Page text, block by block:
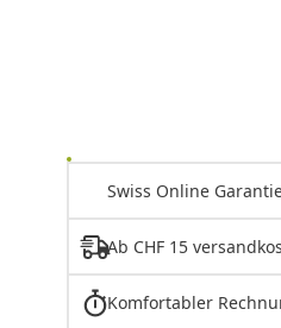
Swiss Online
Ab CHF 15
Komfortabler